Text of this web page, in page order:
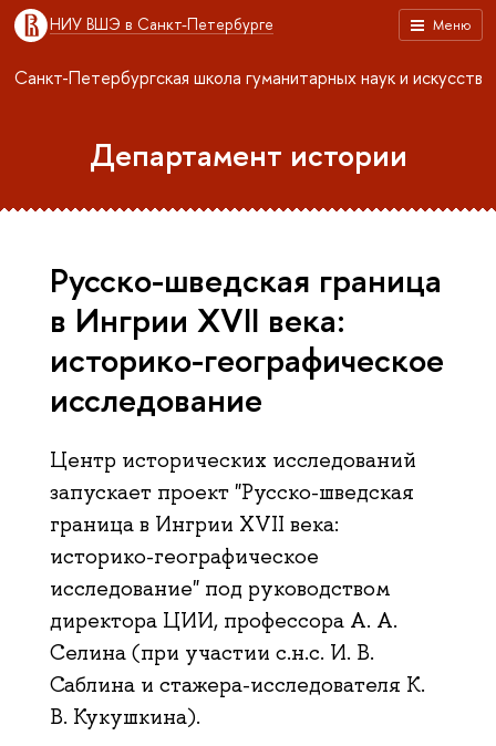
Меню
НИУ ВШЭ в Санкт-Петербурге
Санкт-Петербургская школа гуманитарных наук и искусств
Департамент истории
Русско-шведская граница
в Ингрии XVII века:
историко-географическое
исследование
Центр исторических исследований
запускает проект "Русско-шведская
граница в Ингрии XVII века:
историко-географическое
исследование" под руководством
директора ЦИИ, профессора А. А.
Селина (при участии с.н.с. И. В.
Саблина и стажера-исследователя К.
В. Кукушкина).